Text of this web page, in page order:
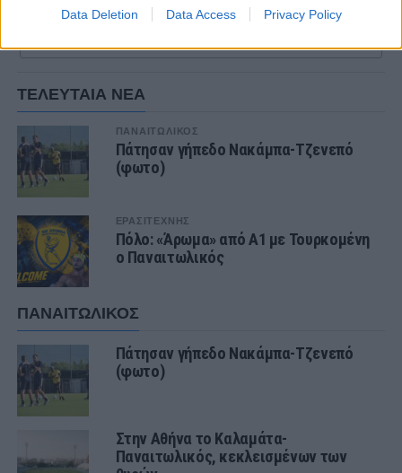
Data Deletion Data Access Privacy Policy
ΤΕΛΕΥΤΑΙΑ ΝΕΑ
ΠΑΝΑΙΤΩΛΙΚΟΣ
Πάτησαν γήπεδο Νακάμπα-Τζενεπό
(φωτο)
ΕΡΑΣΙΤΕΧΝΗΣ
Πόλο: «Άρωμα» από Α1 με Τουρκομένη
ο Παναιτωλικός
ΠΑΝΑΙΤΩΛΙΚΟΣ
Πάτησαν γήπεδο Νακάμπα-Τζενεπό
(φωτο)
Στην Αθήνα το Καλαμάτα-
Παναιτωλικός, κεκλεισμένων των